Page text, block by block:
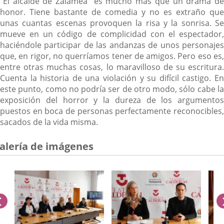
honor. Tiene bastante de comedia y no es extraño que
unas cuantas escenas provoquen la risa y la sonrisa. Se
mueve en un código de complicidad con el espectador,
haciéndole participar de las andanzas de unos personajes
que, en rigor, no querríamos tener de amigos. Pero eso es,
entre otras muchas cosas, lo maravilloso de su escritura.
Cuenta la historia de una violación y su difícil castigo. En
este punto, como no podría ser de otro modo, sólo cabe la
exposición del horror y la dureza de los argumentos
puestos en boca de personas perfectamente reconocibles,
sacados de la vida misma.
de imágenes
anterior